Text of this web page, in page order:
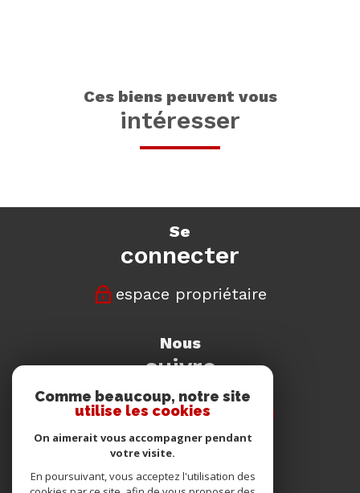
ces biens peuvent vous
intéresser
se
connecter
espace propriétaire
nous
suivre
nous
Comme beaucoup, notre site
utilise les cookies
On aimerait vous accompagner pendant
votre visite.
En poursuivant, vous acceptez l'utilisation des